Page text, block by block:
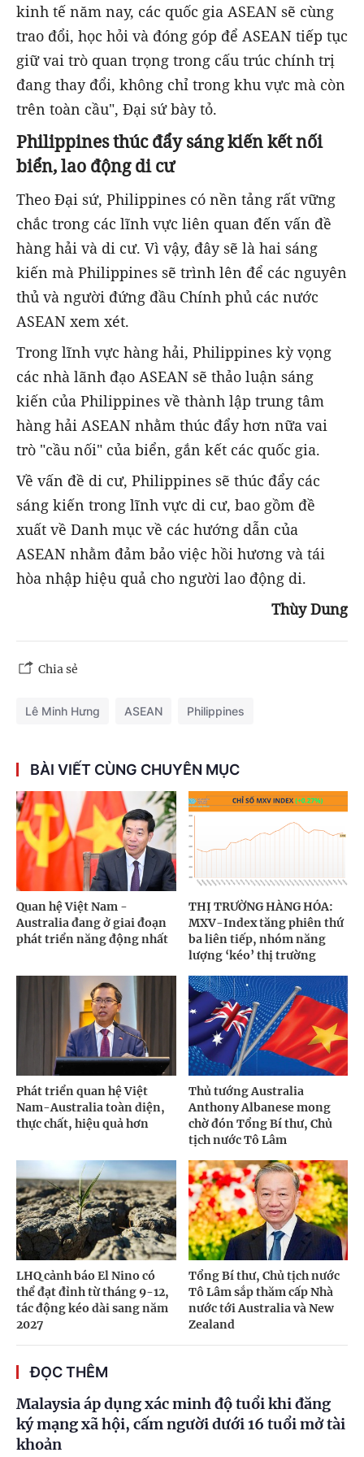
kinh tế năm nay, các quốc gia ASEAN sẽ cùng
trao đổi, học hỏi và đóng góp để ASEAN tiếp tục
giữ vai trò quan trọng trong cấu trúc chính trị
đang thay đổi, không chỉ trong khu vực mà còn
trên toàn cầu", Đại sứ bày tỏ.
Philippines thúc đẩy sáng kiến kết nối
biển, lao động di cư
Theo Đại sứ, Philippines có nền tảng rất vững
chắc trong các lĩnh vực liên quan đến vấn đề
hàng hải và di cư. Vì vậy, đây sẽ là hai sáng
kiến mà Philippines sẽ trình lên để các nguyên
thủ và người đứng đầu Chính phủ các nước
ASEAN xem xét.
Trong lĩnh vực hàng hải, Philippines kỳ vọng
các nhà lãnh đạo ASEAN sẽ thảo luận sáng
kiến của Philippines về thành lập trung tâm
hàng hải ASEAN nhằm thúc đẩy hơn nữa vai
trò "cầu nối" của biển, gắn kết các quốc gia.
Về vấn đề di cư, Philippines sẽ thúc đẩy các
sáng kiến trong lĩnh vực di cư, bao gồm đề
xuất về Danh mục về các hướng dẫn của
ASEAN nhằm đảm bảo việc hồi hương và tái
hòa nhập hiệu quả cho người lao động di.
Thùy Dung
Chia sẻ
Lê Minh Hưng ASEAN Philippines
BÀI VIẾT CÙNG CHUYÊN MỤC
Quan hệ Việt Nam -
Australia đang ở giai đoạn
phát triển năng động nhất
THỊ TRƯỜNG HÀNG HÓA:
MXV-Index tăng phiên thứ
ba liên tiếp, nhóm năng
lượng ‘kéo’ thị trường
Phát triển quan hệ Việt
Nam-Australia toàn diện,
thực chất, hiệu quả hơn
Thủ tướng Australia
Anthony Albanese mong
chờ đón Tổng Bí thư, Chủ
tịch nước Tô Lâm
LHQ cảnh báo El Nino có
thể đạt đỉnh từ tháng 9-12,
tác động kéo dài sang năm
2027
Tổng Bí thư, Chủ tịch nước
Tô Lâm sắp thăm cấp Nhà
nước tới Australia và New
Zealand
ĐỌC THÊM
Malaysia áp dụng xác minh độ tuổi khi đăng
ký mạng xã hội, cấm người dưới 16 tuổi mở tài
khoản